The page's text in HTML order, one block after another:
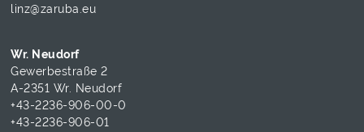
linz@zaruba.eu
Wr. Neudorf
Gewerbestraße 2
A-2351 Wr. Neudorf
+43-2236-906-00-0
+43-2236-906-01